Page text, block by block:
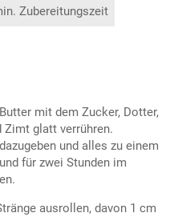
Zubereitungszeit
mit dem Zucker, Dotter,
Zimt glatt verrühren.
und alles zu einem
für zwei Stunden im
ausrollen, davon 1 cm